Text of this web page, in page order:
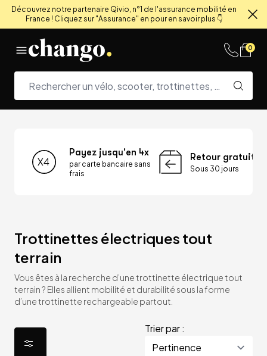
Découvrez notre partenaire Qivio, n°1 de l'assurance mobilité en
France ! Cliquez sur "Assurance" en pour en savoir plus 👇
0
Payez jusqu'en 4x
par carte bancaire sans
frais
Retour gratuit
Sous 30 jours
Trottinettes électriques tout
terrain
Vous êtes à la recherche d’une trottinette électrique tout
terrain ? Elles allient mobilité et durabilité sous la forme
d’une trottinette rechargeable partout.
Trier par :